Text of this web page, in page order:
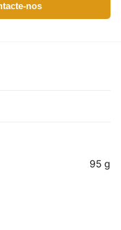
nos
95 g